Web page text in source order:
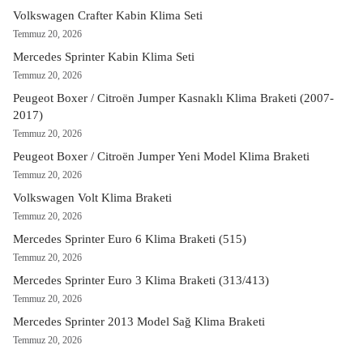
Volkswagen Crafter Kabin Klima Seti
Temmuz 20, 2026
Mercedes Sprinter Kabin Klima Seti
Temmuz 20, 2026
Peugeot Boxer / Citroën Jumper Kasnaklı Klima Braketi (2007-
2017)
Temmuz 20, 2026
Peugeot Boxer / Citroën Jumper Yeni Model Klima Braketi
Temmuz 20, 2026
Volkswagen Volt Klima Braketi
Temmuz 20, 2026
Mercedes Sprinter Euro 6 Klima Braketi (515)
Temmuz 20, 2026
Mercedes Sprinter Euro 3 Klima Braketi (313/413)
Temmuz 20, 2026
Mercedes Sprinter 2013 Model Sağ Klima Braketi
Temmuz 20, 2026